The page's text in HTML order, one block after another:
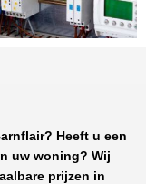
? Heeft u een
uw woning? Wij
prijzen in